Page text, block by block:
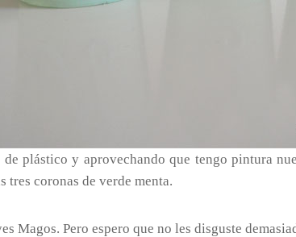
de plástico y aprovechando que tengo pintura
tres coronas de verde menta.
Magos. Pero espero que no les disguste